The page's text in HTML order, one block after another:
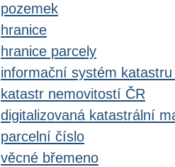
pozemek
hranice
hranice parcely
informační systém
katastr nemovitostí ČR
digitalizovaná katastrální
parcelní číslo
věcné břemeno